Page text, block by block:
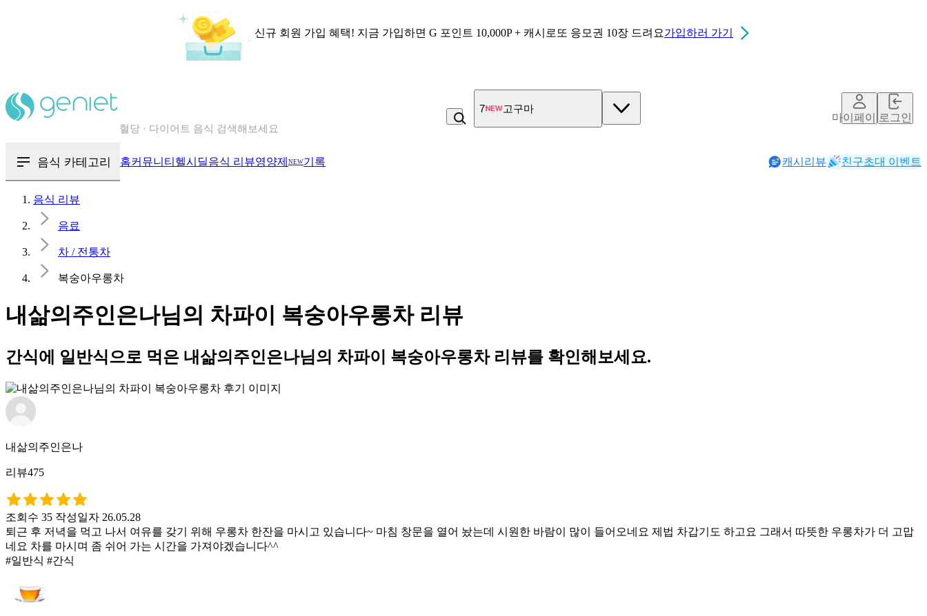
신규 회원 가입 혜택! 지금 가입하면 G 포인트 10,000P + 캐시로또 응모권 10장 드려요가입하러 가기
8 복숭아
마이페이지로그인
음식 카테고리 홈커뮤니티 헬시딜음식 리뷰영양제 NEW기록 캐시리뷰 친구초대 이벤트
음식 리뷰
음료
차 / 전통차
복숭아우롱차
내삶의주인은나님의 차파이 복숭아우롱차 리뷰
간식에 일반식으로 먹은 내삶의주인은나님의 차파이 복숭아우롱차 리뷰를 확인해보세요.
내삶의주인은나
리뷰475
조회수 35 작성일자 26.05.28
퇴근 후 저녁을 먹고 나서 여유를 갖기 위해 우롱차 한잔을 마시고 있습니다~ 마침 창문을 열어 놨는데 시원한 바람이 많이 들어오네요 제법 차갑기도 하고요 그래서 따뜻한 우롱차가 더 고맙
네요 차를 마시며 좀 쉬어 가는 시간을 가져야겠습니다^^
#일반식 #간식